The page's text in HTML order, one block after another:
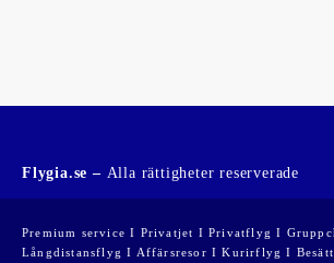
Flygia.se – Alla rättigheter reserverade
Premium service I Privatjet I Privatflyg I
Långdistansflyg I Affärsresor I Kurirflyg I